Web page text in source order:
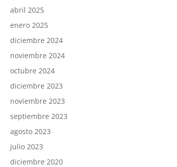
abril 2025
enero 2025
diciembre 2024
noviembre 2024
octubre 2024
diciembre 2023
noviembre 2023
septiembre 2023
agosto 2023
julio 2023
diciembre 2020